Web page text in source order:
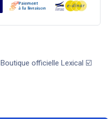
Boutique officielle Lexical ☑️